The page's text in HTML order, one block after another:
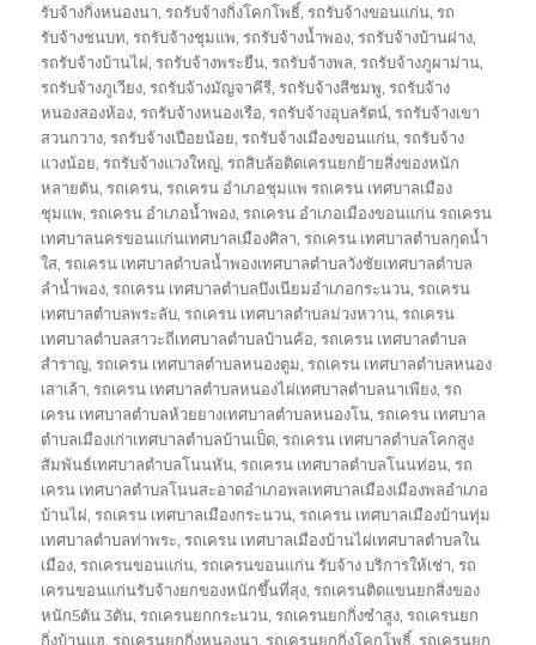
รับจ้างกิ่งหนองนา,รถรับจ้างกิ่งโคกโพธิ์,รถรับจ้างขอนแก่น,รถ
รับจ้างชนบท,รถรับจ้างชุมแพ,รถรับจ้างน้ำพอง,รถรับจ้างบ้านฝาง,
รถรับจ้างบ้านไผ่,รถรับจ้างพระยืน,รถรับจ้างพล,รถรับจ้างภูผาม่าน,
รถรับจ้างภูเวียง,รถรับจ้างมัญจาคีรี,รถรับจ้างสีชมพู,รถรับจ้าง
หนองสองห้อง,รถรับจ้างหนองเรือ,รถรับจ้างอุบลรัตน์,รถรับจ้างเขา
สวนกวาง,รถรับจ้างเปือยน้อย,รถรับจ้างเมืองขอนแก่น,รถรับจ้าง
แวงน้อย,รถรับจ้างแวงใหญ่,รถสิบล้อติดเครนยกย้ายสิ่งของหนัก
หลายตัน,รถเครน,รถเครน อำเภอชุมแพ รถเครน เทศบาลเมือง
ชุมแพ,รถเครน อำเภอน้ำพอง,รถเครน อำเภอเมืองขอนแก่น รถเครน
เทศบาลนครขอนแก่นเทศบาลเมืองศิลา,รถเครน เทศบาลตำบลกุดน้ำ
ใส,รถเครน เทศบาลตำบลน้ำพองเทศบาลตำบลวังชัยเทศบาลตำบล
ลำน้ำพอง,รถเครน เทศบาลตำบลบึงเนียมอำเภอกระนวน,รถเครน
เทศบาลตำบลพระลับ,รถเครน เทศบาลตำบลม่วงหวาน,รถเครน
เทศบาลตำบลสาวะถีเทศบาลตำบลบ้านค้อ,รถเครน เทศบาลตำบล
สำราญ,รถเครน เทศบาลตำบลหนองตูม,รถเครน เทศบาลตำบลหนอง
เสาเล้า,รถเครน เทศบาลตำบลหนองไผ่เทศบาลตำบลนาเพียง,รถ
เครน เทศบาลตำบลห้วยยางเทศบาลตำบลหนองโน,รถเครน เทศบาล
ตำบลเมืองเก่าเทศบาลตำบลบ้านเป็ด,รถเครน เทศบาลตำบลโคกสูง
สัมพันธ์เทศบาลตำบลโนนหัน,รถเครน เทศบาลตำบลโนนท่อน,รถ
เครน เทศบาลตำบลโนนสะอาดอำเภอพลเทศบาลเมืองเมืองพลอำเภอ
บ้านไผ่,รถเครน เทศบาลเมืองกระนวน,รถเครน เทศบาลเมืองบ้านทุ่ม
เทศบาลตำบลท่าพระ,รถเครน เทศบาลเมืองบ้านไผ่เทศบาลตำบลใน
เมือง,รถเครนขอนแก่น,รถเครนขอนแก่น รับจ้าง บริการให้เช่า,รถ
เครนขอนแก่นรับจ้างยกของหนักขึ้นที่สุง,รถเครนติดแขนยกสิ่งของ
หนัก5ตัน 3ตัน,รถเครนยกกระนวน,รถเครนยกกิ่งซำสูง,รถเครนยก
กิ่งบ้านแฮ,รถเครนยกกิ่งหนองนา,รถเครนยกกิ่งโคกโพธิ์,รถเครนยก